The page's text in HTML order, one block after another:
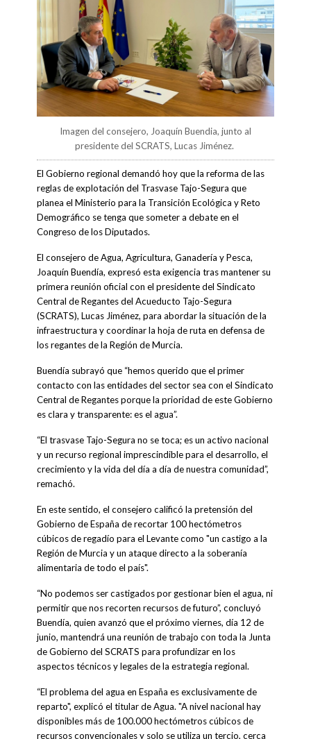
Imagen del consejero, Joaquín Buendia, junto al
presidente del SCRATS, Lucas Jiménez.
El Gobierno regional demandó hoy que la reforma de las
reglas de explotación del Trasvase Tajo-Segura que
planea el Ministerio para la Transición Ecológica y Reto
Demográfico se tenga que someter a debate en el
Congreso de los Diputados.
El consejero de Agua, Agricultura, Ganadería y Pesca,
Joaquín Buendía, expresó esta exigencia tras mantener su
primera reunión oficial con el presidente del Sindicato
Central de Regantes del Acueducto Tajo-Segura
(SCRATS), Lucas Jiménez, para abordar la situación de la
infraestructura y coordinar la hoja de ruta en defensa de
los regantes de la Región de Murcia.
Buendía subrayó que “hemos querido que el primer
contacto con las entidades del sector sea con el Sindicato
Central de Regantes porque la prioridad de este Gobierno
es clara y transparente: es el agua”.
“El trasvase Tajo-Segura no se toca; es un activo nacional
y un recurso regional imprescindible para el desarrollo, el
crecimiento y la vida del día a día de nuestra comunidad”,
remachó.
En este sentido, el consejero calificó la pretensión del
Gobierno de España de recortar 100 hectómetros
cúbicos de regadío para el Levante como "un castigo a la
Región de Murcia y un ataque directo a la soberanía
alimentaria de todo el país".
“No podemos ser castigados por gestionar bien el agua, ni
permitir que nos recorten recursos de futuro”, concluyó
Buendía, quien avanzó que el próximo viernes, día 12 de
junio, mantendrá una reunión de trabajo con toda la Junta
de Gobierno del SCRATS para profundizar en los
aspectos técnicos y legales de la estrategia regional.
“El problema del agua en España es exclusivamente de
reparto", explicó el titular de Agua. "A nivel nacional hay
disponibles más de 100.000 hectómetros cúbicos de
recursos convencionales y solo se utiliza un tercio, cerca